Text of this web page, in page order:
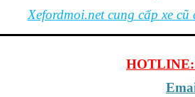
Xefordmoi.net cung cấp xe
HOTLINE: